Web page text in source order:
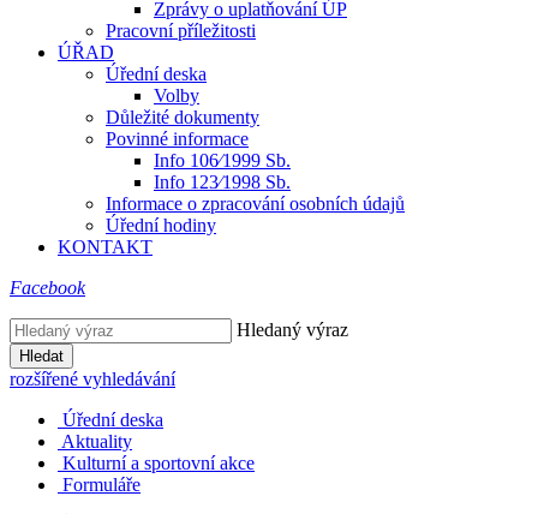
Zprávy o uplatňování ÚP
Pracovní příležitosti
ÚŘAD
Úřední deska
Volby
Důležité dokumenty
Povinné informace
Info 106⁄1999 Sb.
Info 123⁄1998 Sb.
Informace o zpracování osobních údajů
Úřední hodiny
KONTAKT
Facebook
Hledaný výraz
Hledat
rozšířené vyhledávání
Úřední deska
Aktuality
Kulturní a sportovní akce
Formuláře